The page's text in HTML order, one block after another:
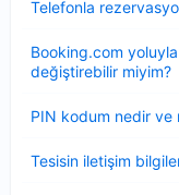
Telefonla
Booking.com
değiştirebilir miyim?
PIN kodum nedir ve
Tesisin iletişim